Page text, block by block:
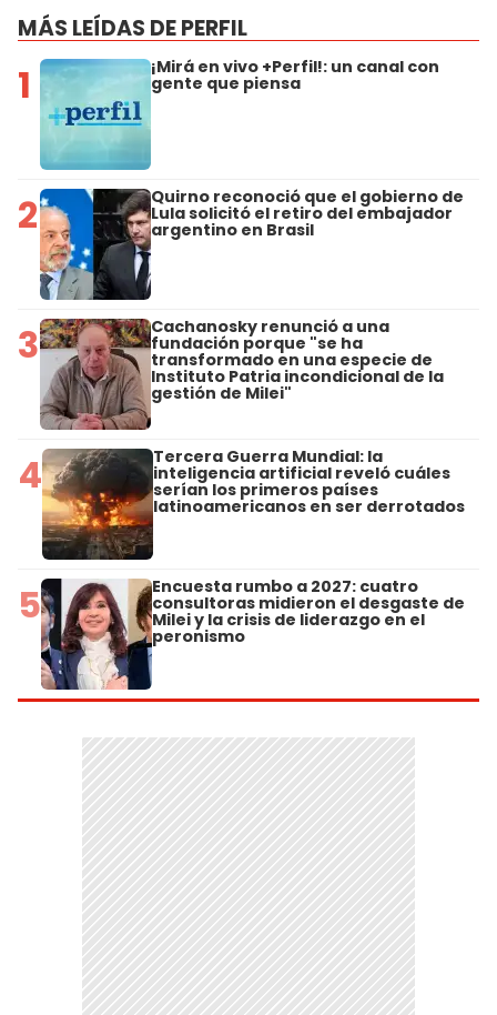
MÁS LEÍDAS DE PERFIL
1 ¡Mirá en vivo +Perfil!: un canal con
gente que piensa
2 Quirno reconoció que el gobierno de
Lula solicitó el retiro del embajador
argentino en Brasil
3 Cachanosky renunció a una
fundación porque "se ha
transformado en una especie de
Instituto Patria incondicional de la
gestión de Milei"
4 Tercera Guerra Mundial: la
inteligencia artificial reveló cuáles
serían los primeros países
latinoamericanos en ser derrotados
5 Encuesta rumbo a 2027: cuatro
consultoras midieron el desgaste de
Milei y la crisis de liderazgo en el
peronismo